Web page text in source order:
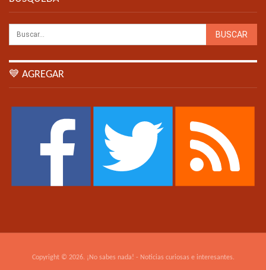
💙 AGREGAR
Copyright © 2026. ¡No sabes nada! - Noticias curiosas e interesantes.